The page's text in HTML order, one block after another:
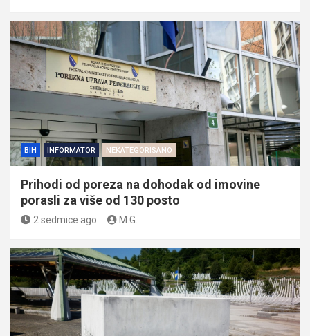
BIH INFORMATOR NEKATEGORISANO
Prihodi od poreza na dohodak od imovine
porasli za više od 130 posto
2 sedmice ago M.G.